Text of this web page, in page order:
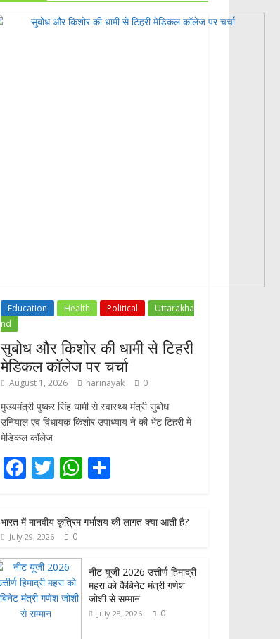
Education Health Political
Uttarakha
nd
सुबोध और किशोर की धामी से टिहरी
मेडिकल कॉलेज पर चर्चा
August 1, 2026 harinayak 0
मुख्यमंत्री पुष्कर सिंह धामी से स्वास्थ्य मंत्री सुबोध
उनियाल एवं विधायक किशोर उपाध्याय ने की भेंट टिहरी में
मेडिकल कॉलेज
F
e
b
o
o
k
T
itt
er
W
at
s
p
p
ar
e
भारत में मानवीय कृत्रिम गर्भाशय की लागत क्या आती है?
July 29, 2026 0
नीट यूजी 2026 उत्तीर्ण हिमाद्री
महरा को कैबिनेट मंत्री गणेश
जोशी से सम्मान
July 28, 2026 0